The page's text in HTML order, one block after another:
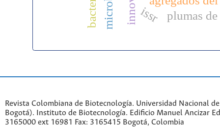
issr plumas
Revista Colombiana de Biotecnología. Universidad Nacional
Bogotá). Instituto de Biotecnología. Edificio Manuel Ancizar
3165000 ext 16981 Fax: 3165415 Bogotá, Colombia